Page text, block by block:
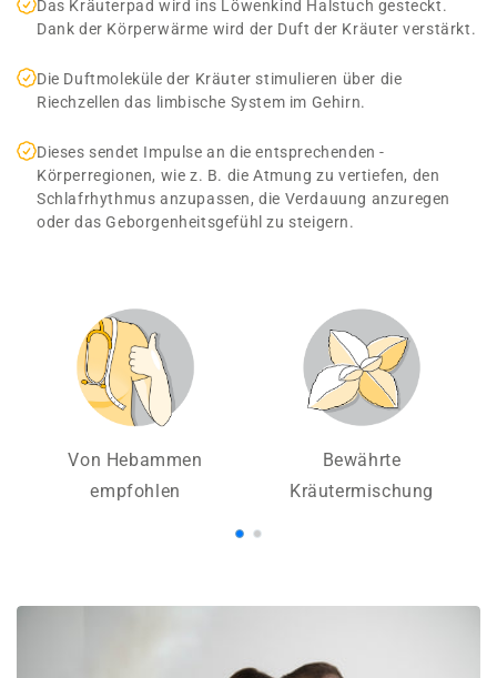
Das Kräuterpad wird ins Löwenkind Halstuch ­gesteckt.
Dank der Körperwärme wird der Duft der Kräuter verstärkt.
Die ­Duftmoleküle ­der Kräuter stimulieren über die
Riechzellen das limbische System im Gehirn.
Dieses sendet ­Impulse an die entsprechenden ­
Körperregionen, wie z. B. die Atmung zu vertiefen, den
Schlafrhythmus anzupassen, die ­Verdauung ­anzuregen
oder das Geborgenheitsgefühl zu steigern.
Von Hebammen
empfohlen
Bewährte
Kräutermischung